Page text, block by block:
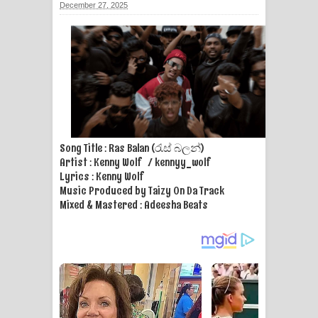
ගීතයේ පද පෙළ
Ras Balan Song Lyrics - රැස් බලන්
ගීතයේ පද පෙළ
Hoda sihiyen Song Lyrics - හොද
සිහියෙන් ගීතයේ පද පෙළ
Awanken Song Lyrics - අවංකෙන්
ගීතයේ පද පෙළ
Pemwanthiye Song Lyrics -
පෙම්වන්තියේ ගීතයේ පද පෙළ
December 27, 2025
Song Title : Ras Balan (රැස් බලන්)
Artist : Kenny Wolf / kennyy_wolf
Lyrics : Kenny Wolf
Music Produced by Taizy On Da Track
Mixed & Mastered : Adeesha Beats